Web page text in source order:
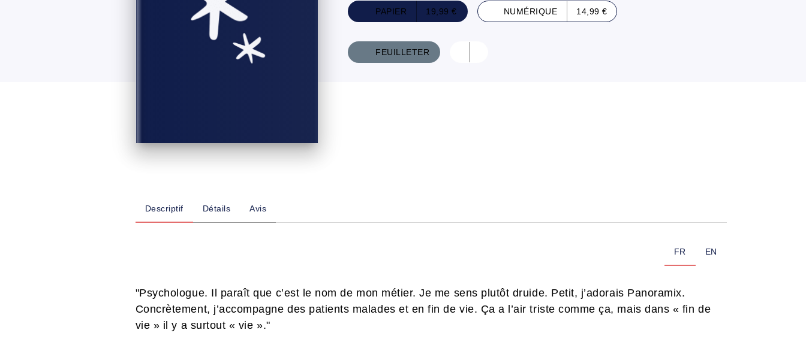
PAPIER 19,99 € NUMÉRIQUE 14,99 €
FEUILLETER
Descriptif Détails Avis
FR EN
"Psychologue. Il paraît que c’est le nom de mon métier. Je me sens plutôt druide. Petit, j’adorais Panoramix.
Concrètement, j’accompagne des patients malades et en fin de vie. Ça a l’air triste comme ça, mais dans « fin de
vie » il y a surtout « vie »."